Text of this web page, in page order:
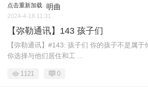
点击重新加载 明曲
2024-4-18 11:31
【弥勒通讯】143 孩子们
【弥勒通讯】#143: 孩子们 你的孩子不是属于
你选择与他们居住和工 ...
1121 0